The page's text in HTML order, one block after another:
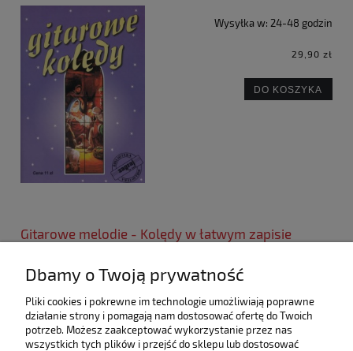
Wysyłka w: 24-48 godzin
29,90 zł
DO KOSZYKA
Gitarowe melodie - Kolędy w łatwym zapisie
Wysyłka w:sprowadzamy ok. 7-10
Dbamy o Twoją prywatność
Pliki cookies i pokrewne im technologie umożliwiają poprawne
działanie strony i pomagają nam dostosować ofertę do Twoich
potrzeb. Możesz zaakceptować wykorzystanie przez nas
wszystkich tych plików i przejść do sklepu lub dostosować